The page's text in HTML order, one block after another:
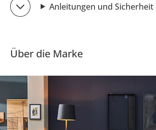
Anleitungen und Sicherheit
Über die Marke